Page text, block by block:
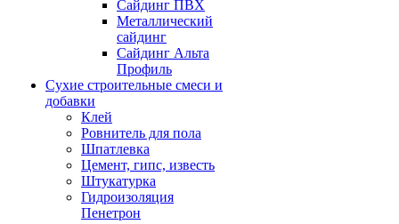
Сайдинг ПВХ
Металлический
сайдинг
Сайдинг Альта
Профиль
Сухие строительные смеси и
добавки
Клей
Ровнитель для пола
Шпатлевка
Цемент, гипс, известь
Штукатурка
Гидроизоляция
Пенетрон